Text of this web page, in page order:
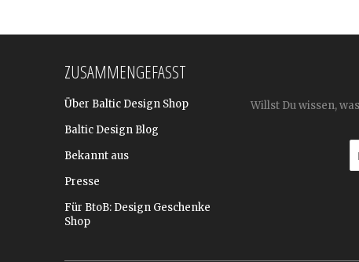
ZUSAMMENGEFASST
Über Baltic Design Shop
Baltic Design Blog
Bekannt aus
Presse
Für BtoB: Design Geschenke
Shop
Willst Du wissen,